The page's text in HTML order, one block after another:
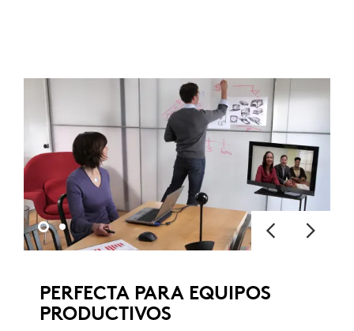
PERFECTA PARA EQUIPOS
PRODUCTIVOS